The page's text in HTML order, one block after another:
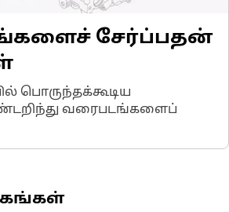
சேர்ப்பதன்
பொருந்தக்கூடிய
வரைபடங்களைப்